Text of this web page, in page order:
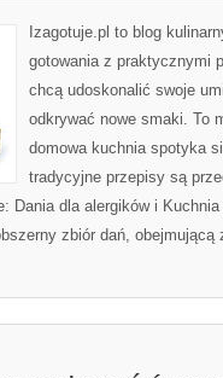
Izagotuje.pl to blog
gotowania z praktycznymi
chcą udoskonalić swoje
odkrywać nowe smaki. To
domowa kuchnia spotyka
tradycyjne przepisy są
Dania dla alergików i
zbiór dań, obejmującą